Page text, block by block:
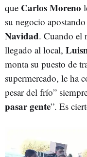
que Carlos Moreno
su negocio
Navidad. Cuando el
llegado al local,
monta su puesto de
supermercado, le ha
pesar del frío”
pasar gente”. Es